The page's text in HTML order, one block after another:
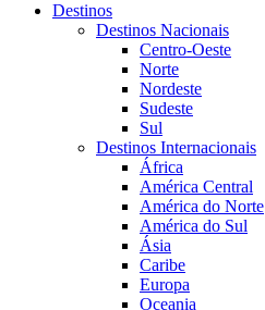
Destinos
Destinos Nacionais
Centro-Oeste
Norte
Nordeste
Sudeste
Sul
Destinos Internacionais
África
América Central
América do Norte
América do Sul
Ásia
Caribe
Europa
Oceania